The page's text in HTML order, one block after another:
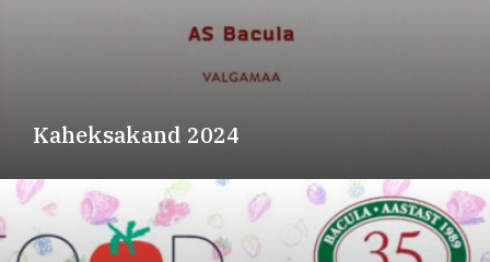
Kaheksakand 2024